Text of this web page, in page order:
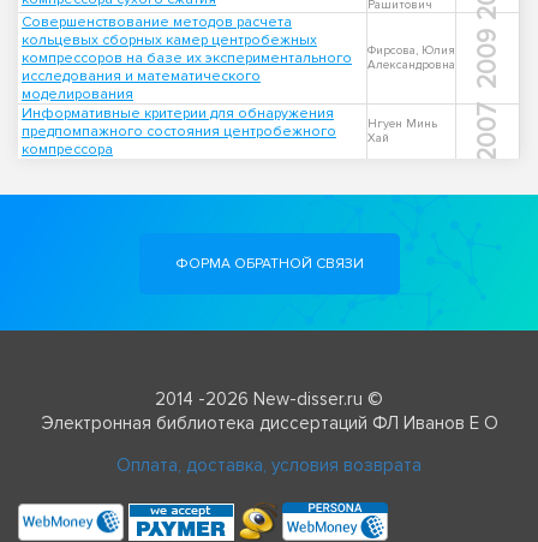
Рашитович
Совершенствование методов расчета
кольцевых сборных камер центробежных
компрессоров на базе их экспериментального
исследования и математического
моделирования
Фирсова, Юлия
Александровна
2009
Информативные критерии для обнаружения
предпомпажного состояния центробежного
компрессора
Нгуен Минь
Хай
2007
ФОРМА ОБРАТНОЙ СВЯЗИ
2014 -2026 New-disser.ru ©
Электронная библиотека диссертаций ФЛ Иванов Е О
Оплата, доставка, условия возврата